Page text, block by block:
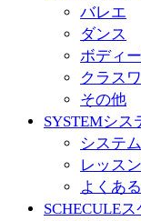
バレエ
ダンス
ボディ
クラス
その他
SYSTEMシス
システム
レッス
よくあ
SCHECULEス